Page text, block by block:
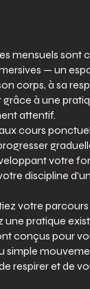
mensuels sont
— un
corps, à sa
à une
attentif.
cours
votre
discipline
votre
une pratique
conçus pour
simple
respirer et de